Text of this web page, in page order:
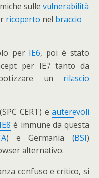
sulle vulnerabilità
ricoperto nel braccio
per IE6, poi è stato
per IE7 tanto da
un rilascio
CERT) e auterevoli
IE8 è immune da questa
) e Germania (BSI)
alternativo.
confuso e critico, si